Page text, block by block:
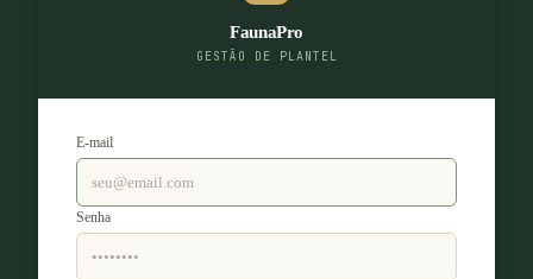
FaunaPro
GESTÃO DE PLANTEL
E-mail
Senha